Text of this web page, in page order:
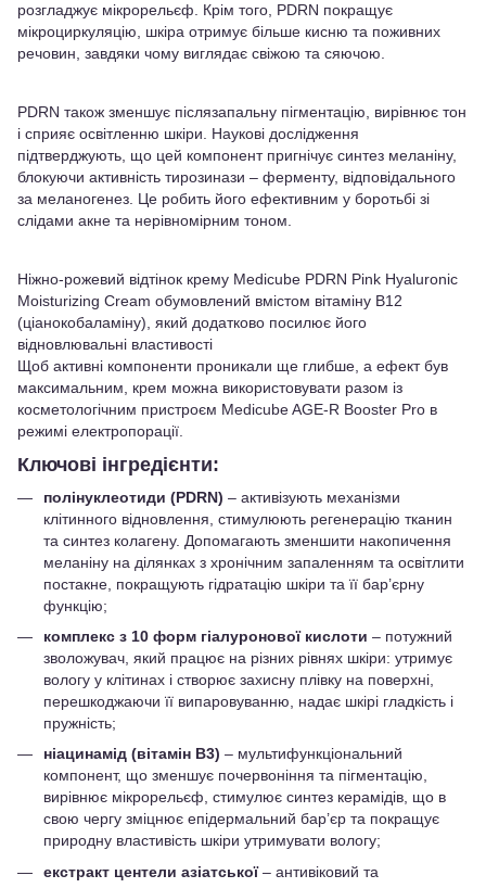
розгладжує мікрорельєф. Крім того, PDRN покращує
мікроциркуляцію, шкіра отримує більше кисню та поживних
речовин, завдяки чому виглядає свіжою та сяючою.
PDRN також зменшує післязапальну пігментацію, вирівнює тон
і сприяє освітленню шкіри. Наукові дослідження
підтверджують, що цей компонент пригнічує синтез меланіну,
блокуючи активність тирозинази – ферменту, відповідального
за меланогенез. Це робить його ефективним у боротьбі зі
слідами акне та нерівномірним тоном.
Ніжно-рожевий відтінок крему Medicube PDRN Pink Hyaluronic
Moisturizing Cream обумовлений вмістом вітаміну B12
(ціанокобаламіну), який додатково посилює його
відновлювальні властивості
Щоб активні компоненти проникали ще глибше, а ефект був
максимальним, крем можна використовувати разом із
косметологічним пристроєм Medicube AGE-R Booster Pro в
режимі електропорації.
Ключові інгредієнти:
полінуклеотиди (PDRN) – активізують механізми
клітинного відновлення, стимулюють регенерацію тканин
та синтез колагену. Допомагають зменшити накопичення
меланіну на ділянках з хронічним запаленням та освітлити
постакне, покращують гідратацію шкіри та її бар’єрну
функцію;
комплекс з 10 форм гіалуронової кислоти – потужний
зволожувач, який працює на різних рівнях шкіри: утримує
вологу у клітинах і створює захисну плівку на поверхні,
перешкоджаючи її випаровуванню, надає шкірі гладкість і
пружність;
ніацинамід (вітамін B3) – мультифункціональний
компонент, що зменшує почервоніння та пігментацію,
вирівнює мікрорельєф, стимулює синтез керамідів, що в
свою чергу зміцнює епідермальний бар’єр та покращує
природну властивість шкіри утримувати вологу;
екстракт центели азіатської– антивіковий та